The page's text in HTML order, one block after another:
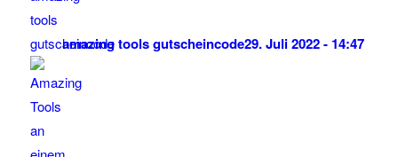
amazing tools gutscheincode29. Juli 2022 - 14:47